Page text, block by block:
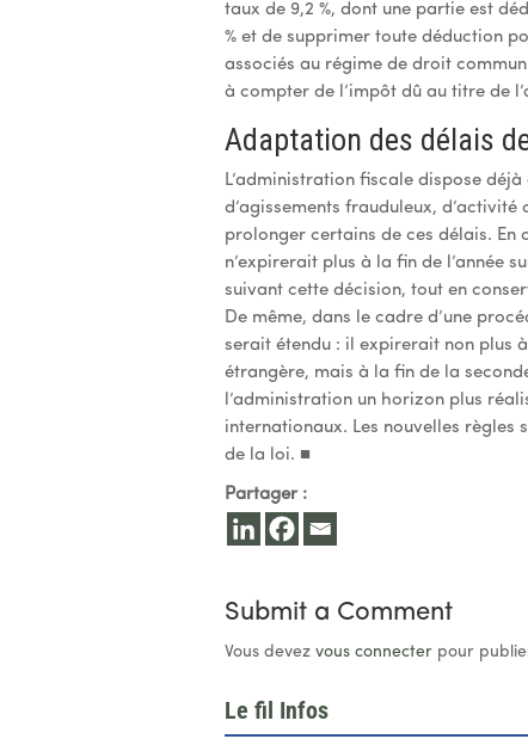
taux de 9,2 %, dont une partie est
% et de supprimer toute déduction
associés au régime de droit
à compter de l’impôt dû au titre de
Adaptation des délais
L’administration fiscale dispose
d’agissements frauduleux,
prolonger certains de ces délais.
n’expirerait plus à la fin de l’année
suivant cette décision, tout en
De même, dans le cadre d’une
serait étendu : il expirerait non plus
étrangère, mais à la fin de la
l’administration un horizon plus
internationaux. Les nouvelles règles
de la loi. ■
Partager :
Submit a Comment
Vous devezvous connecter pour
Le fil Infos